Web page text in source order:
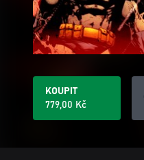
KOUPIT
779,00 Kč